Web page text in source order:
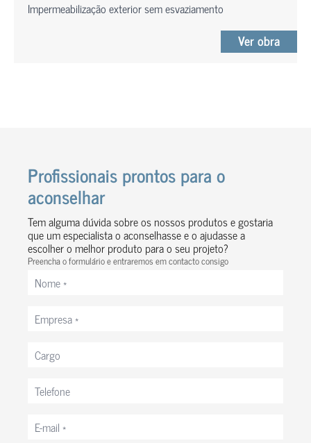
Impermeabilização exterior sem esvaziamento
Ver obra
Profissionais prontos para o
aconselhar
Tem alguma dúvida sobre os nossos produtos e gostaria
que um especialista o aconselhasse e o ajudasse a
escolher o melhor produto para o seu projeto?
Preencha o formulário e entraremos em contacto consigo
eletrónico